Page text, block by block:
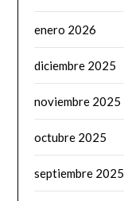
enero 2026
diciembre 2025
noviembre 2025
octubre 2025
septiembre 2025